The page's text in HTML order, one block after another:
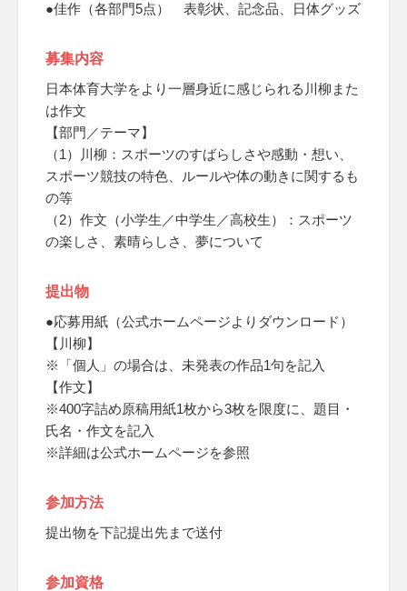
●佳作（各部門5点） 表彰状、記念品、日体グッズ
募集内容
日本体育大学をより一層身近に感じられる川柳また
は作文
【部門／テーマ】
（1）川柳：スポーツのすばらしさや感動・想い、
スポーツ競技の特色、ルールや体の動きに関するも
の等
（2）作文（小学生／中学生／高校生）：スポーツ
の楽しさ、素晴らしさ、夢について
提出物
●応募用紙（公式ホームページよりダウンロード）
【川柳】
※「個人」の場合は、未発表の作品1句を記入
【作文】
※400字詰め原稿用紙1枚から3枚を限度に、題目・
氏名・作文を記入
※詳細は公式ホームページを参照
参加方法
提出物を下記提出先まで送付
参加資格